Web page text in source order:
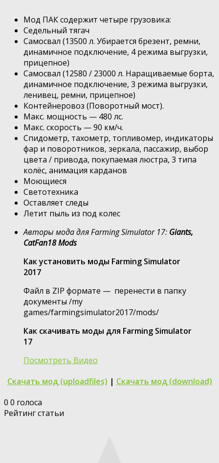
Мод ПАК содержит четыре грузовика:
Седельный тягач
Самосвал (13500 л. Убирается брезент, ремни,
динамичное подключение, 4 режима выгрузки,
прицепное)
Самосвал (12580 / 23000 л. Наращиваемые борта,
динамичное подключение, 3 режима выгрузки,
ленивец, ремни, прицепное)
Контейнеровоз (Поворотный мост).
Макс. мощность — 480 лс.
Макс. скорость — 90 км/ч.
Спидометр, тахометр, топливомер, индикаторы
фар и поворотников, зеркала, пассажир, выбор
цвета / привода, покупаемая люстра, 3 типа
колёс, анимация карданов
Моющиеся
Светотехника
Оставляет следы
Летит пыль из под колес
Авторы мода для Farming Simulator 17: Giants,
CatFan18 Mods
Как установить моды Farming Simulator
2017
Файл в ZIP формате — перенести в папку
документы /my
games/farmingsimulator2017/mods/
Как скачивать моды для Farming Simulator
17
Посмотреть Видео
Скачать мод (uploadfiles) | Скачать мод (download)
0 0 голоса
Рейтинг статьи